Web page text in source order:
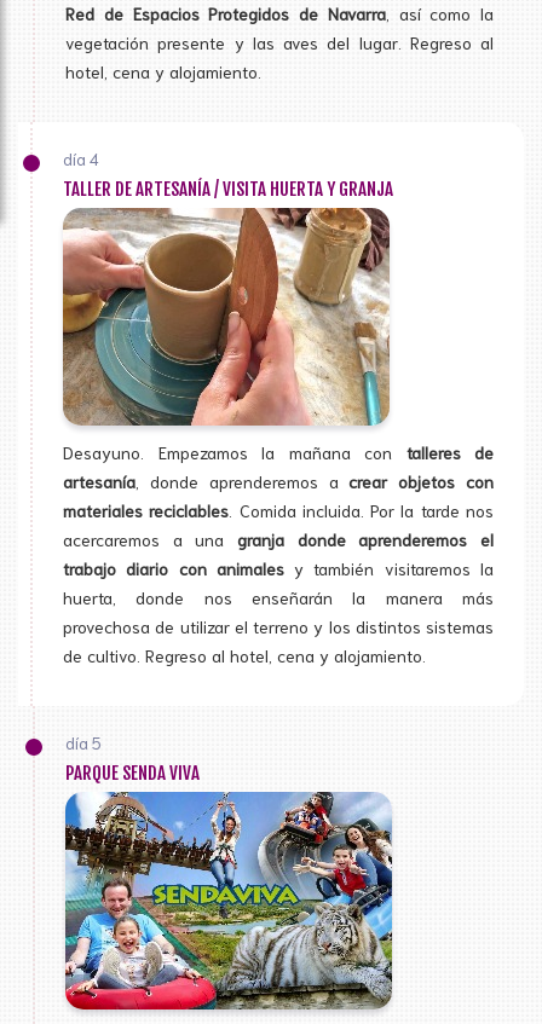
Red de Espacios Protegidos de Navarra, así como la
vegetación presente y las aves del lugar. Regreso al
hotel, cena y alojamiento.
día 4
TALLER DE ARTESANÍA / VISITA HUERTA Y GRANJA
Desayuno. Empezamos la mañana con talleres de
artesanía , donde aprenderemos acrear objetos con
materiales reciclables . Comida incluida. Por la tarde nos
acercaremos a una granja donde aprenderemos el
trabajo diario con animalesy también visitaremos la
huerta, donde nos enseñarán la manera más
provechosa de utilizar el terreno y los distintos sistemas
de cultivo. Regreso al hotel, cena y alojamiento.
día 5
PARQUE SENDA VIVA